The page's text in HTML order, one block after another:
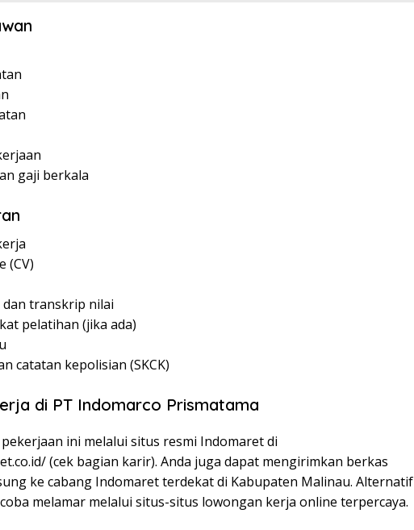
gaji berkala
(CV)
dan transkrip nilai
pelatihan (jika ada)
catatan kepolisian (SKCK)
di PT Indomarco Prismatama
ini melalui situs resmi Indomaret di
(cek bagian karir). Anda juga dapat mengirimkan berkas
ke cabang Indomaret terdekat di Kabupaten Malinau. Alternatif
melamar melalui situs-situs lowongan kerja online terpercaya.